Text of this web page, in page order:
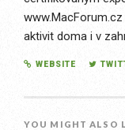
aktivit doma i v
WEBSITE
YOU MIGHT ALSO